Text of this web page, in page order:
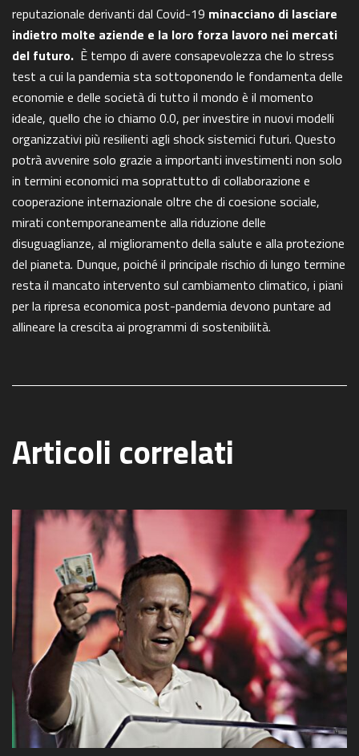
reputazionale derivanti dal Covid-19 minacciano di lasciare
indietro molte aziende e la loro forza lavoro nei mercati
del futuro. È tempo di avere consapevolezza che lo stress
test a cui la pandemia sta sottoponendo le fondamenta delle
economie e delle società di tutto il mondo è il momento
ideale, quello che io chiamo 0.0, per investire in nuovi modelli
organizzativi più resilienti agli shock sistemici futuri. Questo
potrà avvenire solo grazie a importanti investimenti non solo
in termini economici ma soprattutto di collaborazione e
cooperazione internazionale oltre che di coesione sociale,
mirati contemporaneamente alla riduzione delle
disuguaglianze, al miglioramento della salute e alla protezione
del pianeta. Dunque, poiché il principale rischio di lungo termine
resta il mancato intervento sul cambiamento climatico, i piani
per la ripresa economica post-pandemia devono puntare ad
allineare la crescita ai programmi di sostenibilità.
Articoli correlati